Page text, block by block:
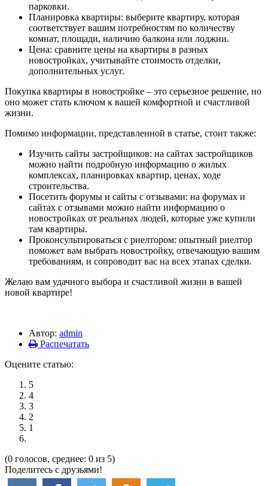
парковки.
Планировка квартиры: выберите квартиру, которая
соответствует вашим потребностям по количеству
комнат, площади, наличию балкона или лоджии.
Цена: сравните цены на квартиры в разных
новостройках, учитывайте стоимость отделки,
дополнительных услуг.
Покупка квартиры в новостройке – это серьезное решение, но
оно может стать ключом к вашей комфортной и счастливой
жизни.
Помимо информации, представленной в статье, стоит также:
Изучить сайты застройщиков: на сайтах застройщиков
можно найти подробную информацию о жилых
комплексах, планировках квартир, ценах, ходе
строительства.
Посетить форумы и сайты с отзывами: на форумах и
сайтах с отзывами можно найти информацию о
новостройках от реальных людей, которые уже купили
там квартиры.
Проконсультироваться с риелтором: опытный риелтор
поможет вам выбрать новостройку, отвечающую вашим
требованиям, и сопроводит вас на всех этапах сделки.
Желаю вам удачного выбора и счастливой жизни в вашей
новой квартире!
Автор: admin
Распечатать
Оцените статью:
5
4
3
2
1
(0 голосов, среднее: 0 из 5)
Поделитесь с друзьями!